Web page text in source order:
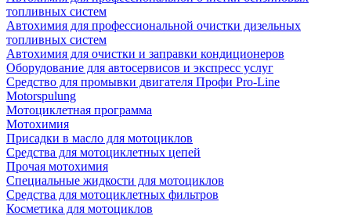
топливных систем
Автохимия для профессиональной очистки дизельных
топливных систем
Автохимия для очистки и заправки кондиционеров
Оборудование для автосервисов и экспресс услуг
Средство для промывки двигателя Профи Pro-Line
Motorspulung
Мотоциклетная программа
Мотохимия
Присадки в масло для мотоциклов
Средства для мотоциклетных цепей
Прочая мотохимия
Специальные жидкости для мотоциклов
Средства для мотоциклетных фильтров
Косметика для мотоциклов